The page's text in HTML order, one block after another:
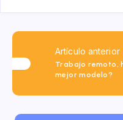
Artículo anterior
Trabajo remoto,
mejor modelo?